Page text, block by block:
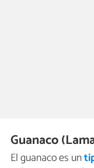
Guanaco
El guanaco es un